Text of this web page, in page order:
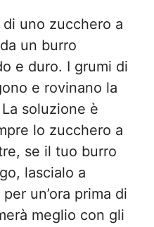
di uno zucchero a
un burro
e duro. I grumi di
e rovinano la
soluzione è
lo zucchero a
se il tuo burro
lascialo a
un’ora prima di
meglio con gli